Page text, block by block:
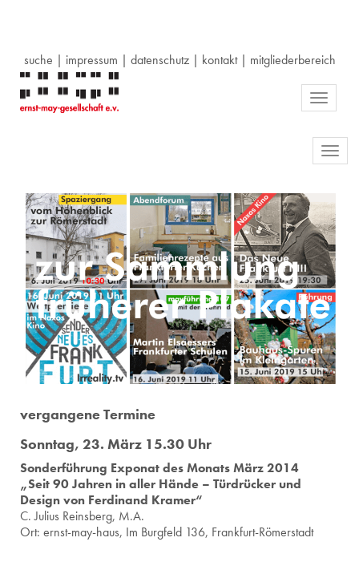
suche | impressum | datenschutz| kontakt| mitgliederbereich
Toggle
vergangene Termine
Sonntag, 23. März 15.30 Uhr
Sonderführung Exponat des Monats März 2014
„Seit 90 Jahren in aller Hände – Türdrücker und
Design von Ferdinand Kramer“
C. Ju­li­us Reins­berg, M.A.
Ort: ernst-may-haus, Im Burg­feld 136, Frank­furt-Rö­mer­stadt